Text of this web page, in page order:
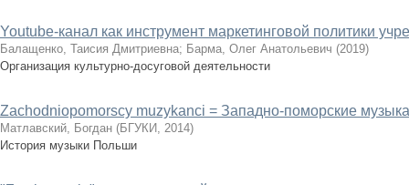
Youtube-канал как инструмент маркетинговой политики
Балащенко, Таисия Дмитриевна; Барма, Олег Анатольевич (2019)
Организация культурно-досуговой деятельности
Zachodniopomorscy muzykanci = Западно-поморские
Матлавский, Богдан (БГУКИ, 2014)
История музыки Польши